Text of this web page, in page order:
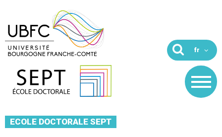
ECOLE DOCTORALE SEPT